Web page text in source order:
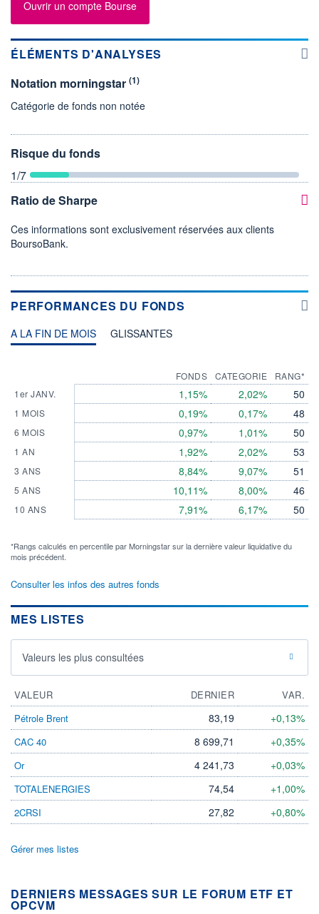
Ouvrir un compte Bourse
ÉLÉMENTS D'ANALYSES
Notation morningstar (1)
Catégorie de fonds non notée
Risque du fonds
1/7
Ratio de Sharpe
Ces informations sont exclusivement réservées aux clients
BoursoBank.
PERFORMANCES DU FONDS
A LA FIN DE MOIS GLISSANTES
1er JANV.
1 MOIS
6 MOIS
1 AN
3 ANS
5 ANS
10 ANS
FONDS
1,15%
0,19%
0,97%
1,92%
8,84%
10,11%
7,91%
CATEGORIE
2,02%
0,17%
1,01%
2,02%
9,07%
8,00%
6,17%
RANG*
50
48
50
53
51
46
50
*Rangs calculés en percentile par Morningstar sur la dernière valeur liquidative du
mois précédent.
Consulter les infos des autres fonds
MES LISTES
Valeurs les plus consultées
VALEUR DERNIER
VAR.
Pétrole Brent
83,19 +0,13%
CAC 40 8 699,71 +0,35%
Or 4 241,73 +0,03%
TOTALENERGIES 74,54 +1,00%
2CRSI 27,82 +0,80%
Gérer mes listes
DERNIERS MESSAGES SUR LE FORUM ETF ET
OPCVM